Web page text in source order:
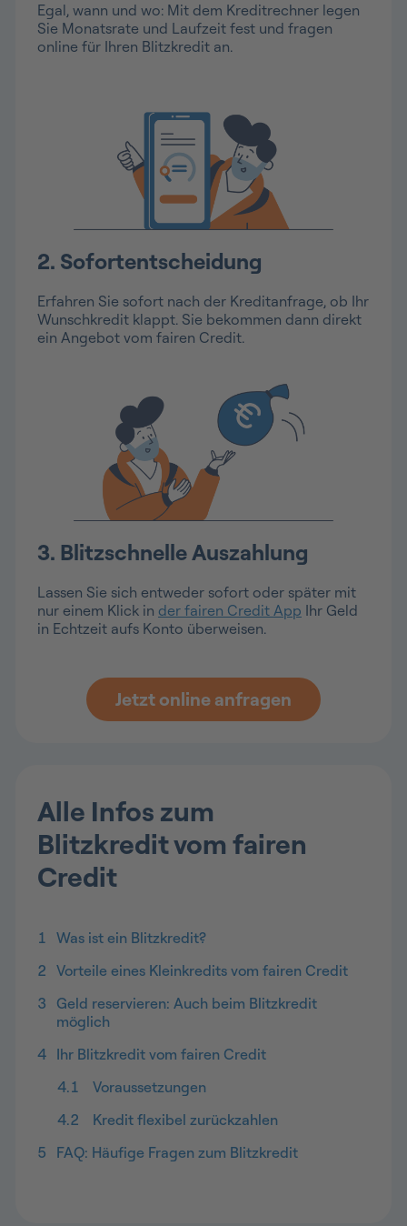
Egal, wann und wo: Mit dem Kreditrechner legen
Sie Monatsrate und Laufzeit fest und fragen
online für Ihren Blitzkredit an.
2. Sofortentscheidung
Erfahren Sie sofort nach der Kreditanfrage, ob Ihr
Wunschkredit klappt. Sie bekommen dann direkt
ein Angebot vom fairen Credit.
3. Blitzschnelle Auszahlung
Lassen Sie sich entweder sofort oder später mit
nur einem Klick in der fairen Credit App Ihr Geld
in Echtzeit aufs Konto überweisen.
Jetzt online anfragen
Alle Infos zum
Blitzkredit vom fairen
Credit
1 Was ist ein Blitzkredit?
2 Vorteile eines Kleinkredits vom fairen Credit
3
Geld reservieren: Auch beim Blitzkredit
möglich
4 Ihr Blitzkredit vom fairen Credit
4.1
Voraussetzungen
4.2
Kredit flexibel zurückzahlen
5
FAQ: Häufige Fragen zum Blitzkredit